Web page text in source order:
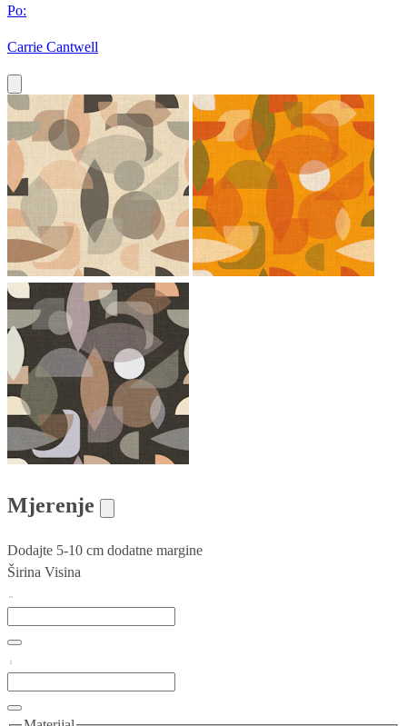
Po:
Carrie Cantwell
Mjerenje
Dodajte 5-10 cm dodatne margine
Širina Visina